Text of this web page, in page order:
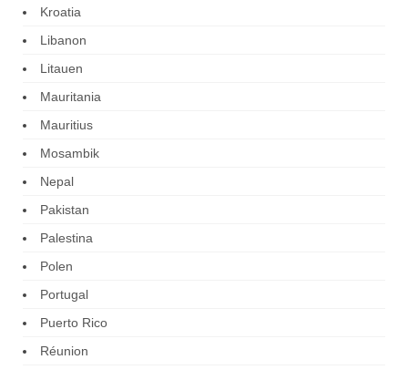
Kroatia
Libanon
Litauen
Mauritania
Mauritius
Mosambik
Nepal
Pakistan
Palestina
Polen
Portugal
Puerto Rico
Réunion